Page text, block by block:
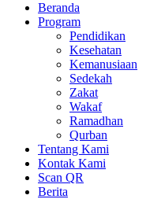
Beranda
Program
Pendidikan
Kesehatan
Kemanusiaan
Sedekah
Zakat
Wakaf
Ramadhan
Qurban
Tentang Kami
Kontak Kami
Scan QR
Berita